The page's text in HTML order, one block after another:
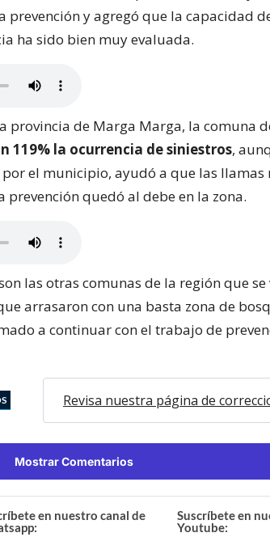
prevención y agregó que la capacidad
ha sido bien muy evaluada.
provincia de Marga Marga, la comuna
119% la ocurrencia de siniestros,
el municipio, ayudó a que las llamas
prevención quedó al debe en la zona.
las otras comunas de la región que
arrasaron con una basta zona de
a continuar con el trabajo de
Revisa nuestra página de
Mostrar Comentarios
en nuestro canal de
Suscríbete en
Youtube: